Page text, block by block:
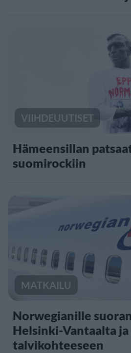
VIIHDEUUTISET
Hämeensillan
suomirockiin
MATKAILU
Norwegianille
Helsinki-Vantaalta
talvikohteeseen